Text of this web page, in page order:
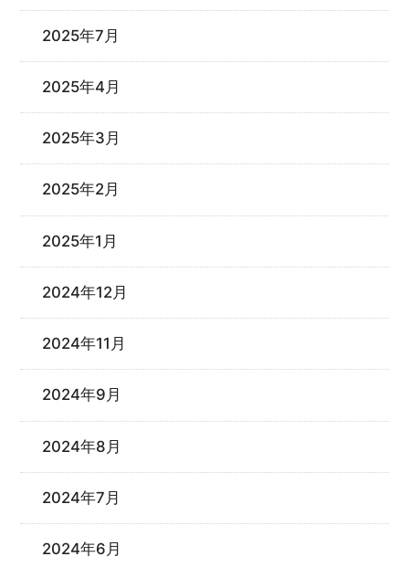
2025年7月
2025年4月
2025年3月
2025年2月
2025年1月
2024年12月
2024年11月
2024年9月
2024年8月
2024年7月
2024年6月